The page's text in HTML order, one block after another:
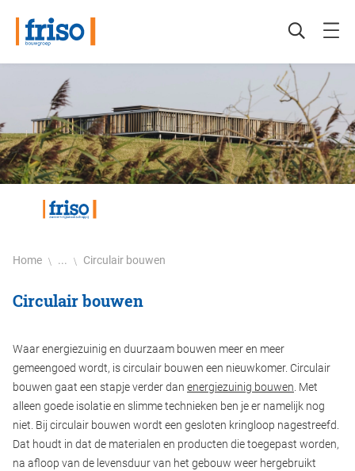
Woningbouw
Ontwikkeling
Duurzaam bouwen
Toelevering
De betrokken bouwer
Historie
Friso magazine
Home Circulair bouwen
...
Circulair bouwen
Waar energiezuinig en duurzaam bouwen meer en meer
gemeengoed wordt, is circulair bouwen een nieuwkomer. Circulair
bouwen gaat een stapje verder dan energiezuinig bouwen . Met
alleen goede isolatie en slimme technieken ben je er namelijk nog
niet. Bij circulair bouwen wordt een gesloten kringloop nagestreefd.
Dat houdt in dat de materialen en producten die toegepast worden,
na afloop van de levensduur van het gebouw weer hergebruikt